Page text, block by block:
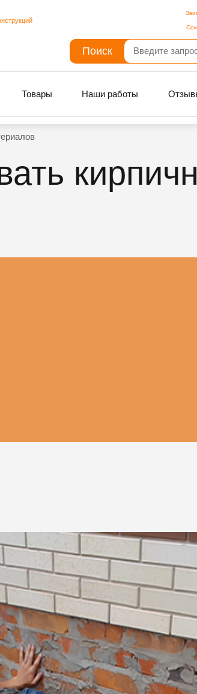
Поиск
Товары Наши работы